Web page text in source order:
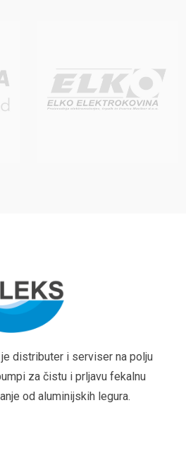
distributer i serviser na polju
za čistu i prljavu fekalnu
od aluminijskih legura.